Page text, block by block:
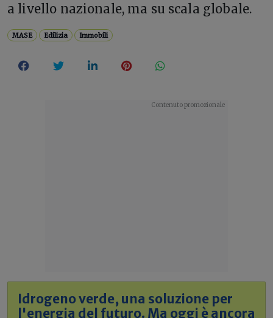
a livello nazionale, ma su scala globale.
MASE Edilizia Immobili
Idrogeno verde, una soluzione per
l'energia del futuro. Ma oggi è ancora